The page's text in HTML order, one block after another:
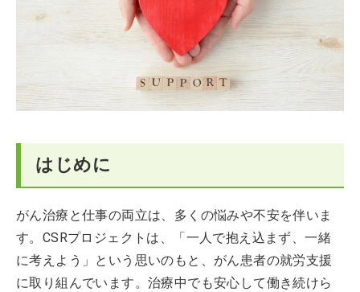
はじめに
がん治療と仕事の両立は、多くの悩みや不安を伴いま
す。CSRプロジェクトは、「一人で抱え込まず、一緒
に考えよう」という思いのもと、がん患者の就労支援
に取り組んでいます。治療中でも安心して働き続けら